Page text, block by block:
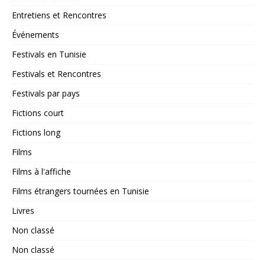
Entretiens et Rencontres
Événements
Festivals en Tunisie
Festivals et Rencontres
Festivals par pays
Fictions court
Fictions long
Films
Films à l'affiche
Films étrangers tournées en Tunisie
Livres
Non classé
Non classé